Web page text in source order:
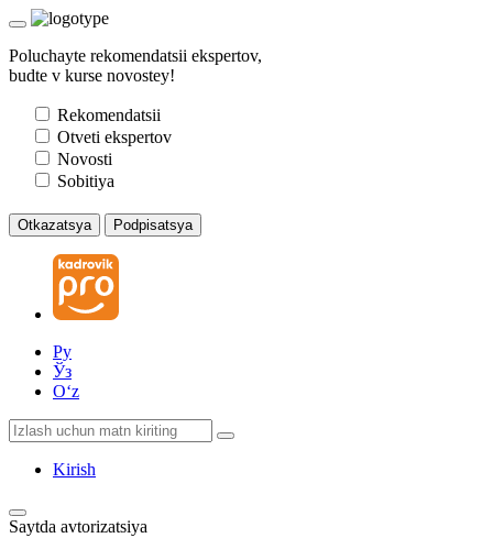
Poluchayte rekomendatsii ekspertov,
budte v kurse novostey!
Rekomendatsii
Otveti ekspertov
Novosti
Sobitiya
Otkazatsya Podpisatsya
Ру
Ўз
Oʻz
Kirish
Saytda avtorizatsiya